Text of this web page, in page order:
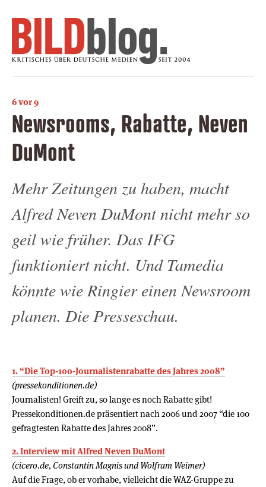
6 vor 9
Newsrooms, Rabatte, Neven
DuMont
Mehr Zeitungen zu haben, macht
Alfred Neven DuMont nicht mehr so
geil wie früher. Das IFG
funktioniert nicht. Und Tamedia
könnte wie Ringier einen Newsroom
planen. Die Presseschau.
1. “Die Top-100-Journalistenrabatte des Jahres 2008”
(pressekonditionen.de)
Journalisten! Greift zu, so lange es noch Rabatte gibt!
Pressekonditionen.de präsentiert nach 2006 und 2007 “die 100
gefragtesten Rabatte des Jahres 2008”.
2. Interview mit Alfred Neven DuMont
(cicero.de, Constantin Magnis und Wolfram Weimer)
Auf die Frage, ob er vorhabe, vielleicht die WAZ-Gruppe zu